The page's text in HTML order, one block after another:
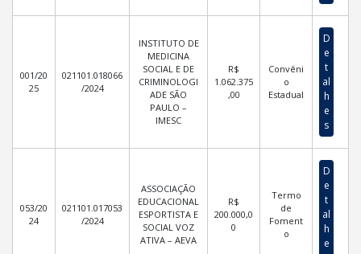
001/20
25
021101.018066
/2024
INSTITUTO DE
MEDICINA
SOCIAL E DE
CRIMINOLOGI
ADE SÃO
PAULO –
IMESC
R$
1.062.375
,00
Convêni
o
Estadual
D
e
t
al
h
e
s
053/20
24
021101.017053
/2024
ASSOCIAÇÃO
EDUCACIONAL
ESPORTISTA E
SOCIAL VOZ
ATIVA – AEVA
R$
200.000,0
0
Termo
de
Foment
o
D
e
t
al
h
e